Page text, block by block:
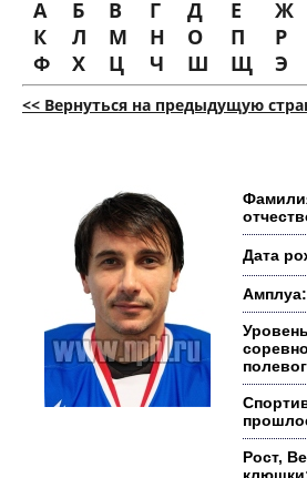
А Б В Г Д Е Ж
К
Л М Н О П Р
Ф
Х Ц Ч Ш Щ Э
<< Вернуться на предыдущую
Дата
Амплуа:
Рост,